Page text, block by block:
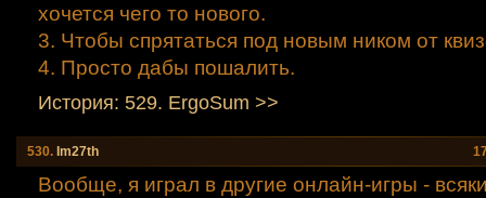
хочется чего то нового.
3. Чтобы спрятаться под новым ником от
4. Просто дабы пошалить.
История: 529. ErgoSum >>
530. Im27th
Вообще, я играл в другие онлайн-игры -